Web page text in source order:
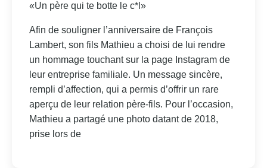
«Un père qui te botte le c*l»
Afin de souligner l’anniversaire de François
Lambert, son fils Mathieu a choisi de lui rendre
un hommage touchant sur la page Instagram de
leur entreprise familiale. Un message sincère,
rempli d’affection, qui a permis d’offrir un rare
aperçu de leur relation père-fils. Pour l’occasion,
Mathieu a partagé une photo datant de 2018,
prise lors de